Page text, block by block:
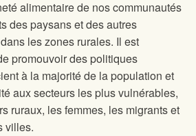
alimentaire de nos communautés
des paysans et des autres
les zones rurales. Il est
promouvoir des politiques
à la majorité de la population et
aux secteurs les plus vulnérables,
ruraux, les femmes, les migrants et
villes.